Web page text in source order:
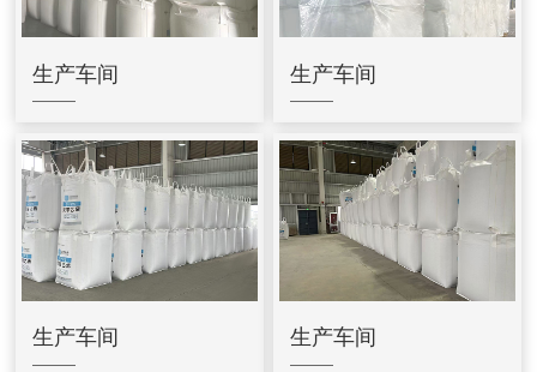
生产车间 生产车间
生产车间 生产车间